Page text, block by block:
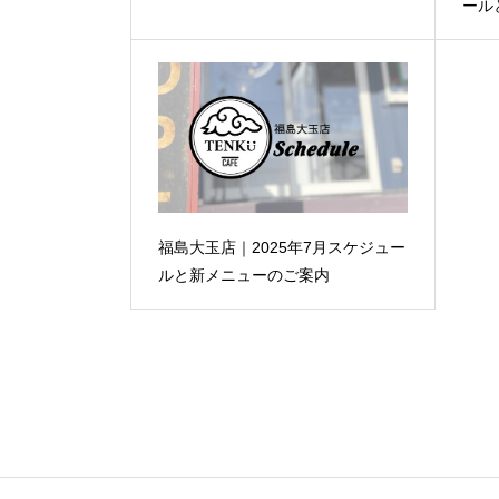
ール
福島大玉店｜2025年7月スケジュー
ルと新メニューのご案内